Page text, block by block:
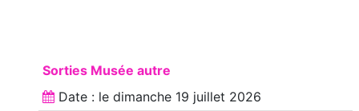
Sorties Musée autre
Date : le dimanche 19 juillet 2026